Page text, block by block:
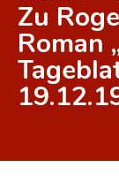
Accueil
Auteur(e)s A-
Recherche
Zu
Roman